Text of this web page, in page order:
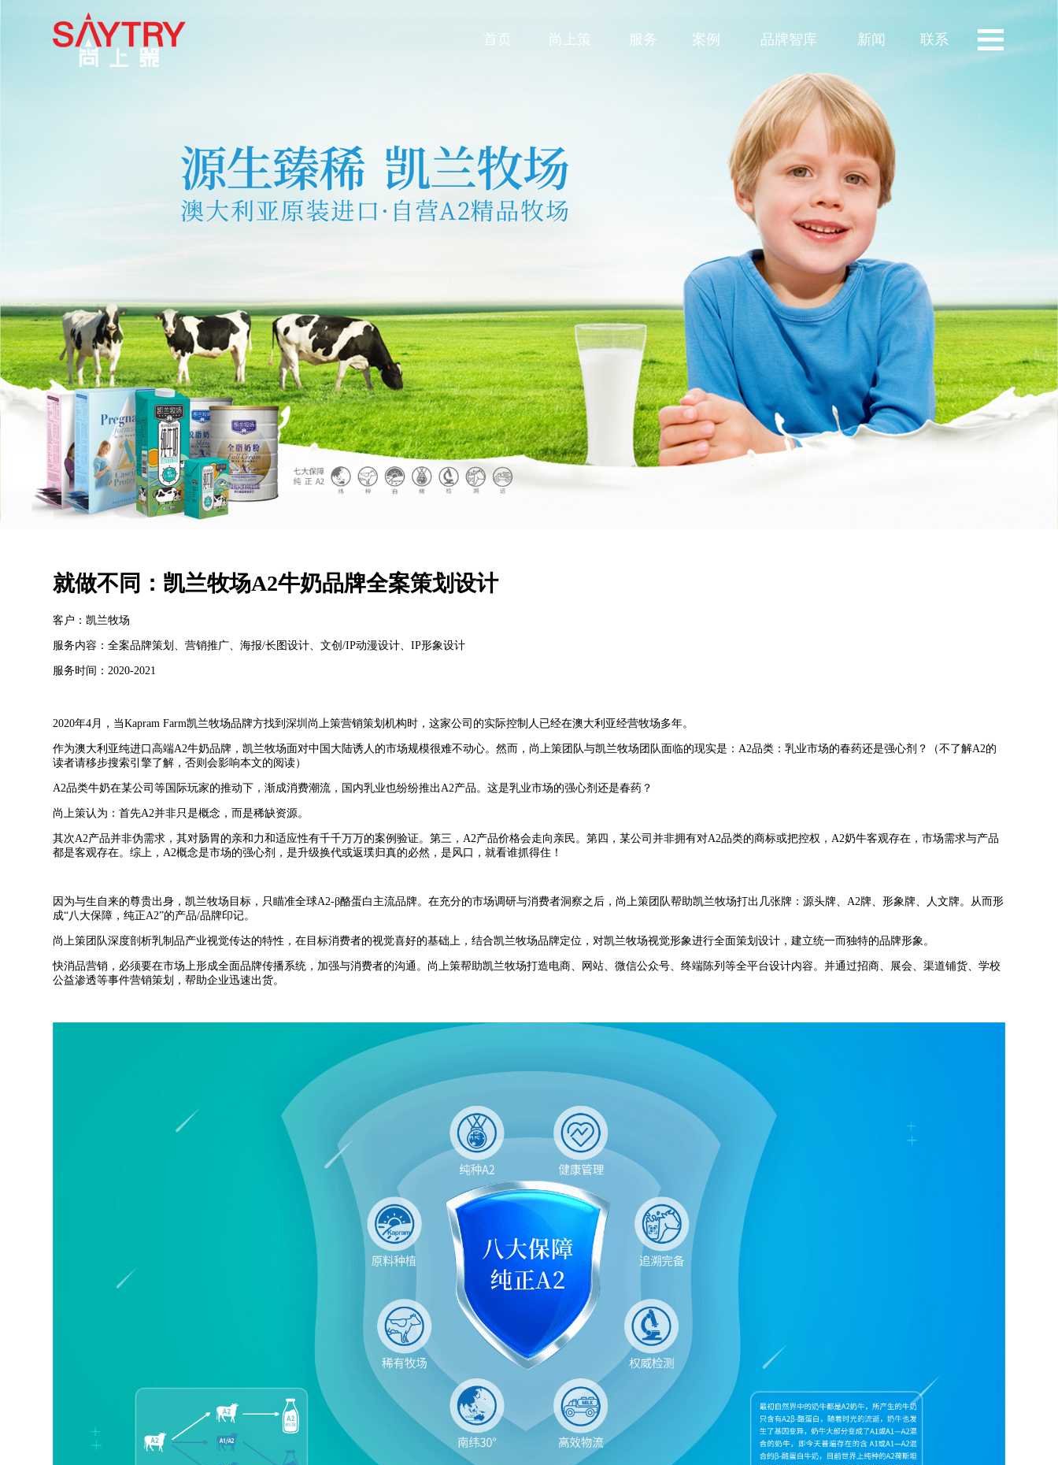
首页 尚上策 服务 案例 品牌智库 新闻 联系
就做不同：凯兰牧场A2牛奶品牌全案策划设计
客户：凯兰牧场
服务内容：全案品牌策划、营销推广、海报/长图设计、文创/IP动漫设计、IP形象设计
服务时间：2020-2021
2020年4 月，当Kapram Farm凯兰牧场品牌方找到深圳尚上策营销策划机构时，这家公司的实际控制人已经在澳大利亚经营牧场多年。
作为澳大利亚纯进口高端A2牛奶品牌，凯兰牧场面对中国大陆诱人的市场规模很难不动心。然而，尚上策团队与凯兰牧场团队面临的现实是： A2品类：乳业市场的春药还是强心剂？（不了解A2的
读者请移步搜索引擎了解，否则会影响本文的阅读）
A2品类牛奶在某公司等国际玩家的推动下，渐成消费潮流，国内乳业也纷纷推出 A2产品。这是乳业市场的强心剂还是春药？
尚上策认为：首先A2并非只是概念，而是稀缺资源。
其次A2产品并非伪需求，其对肠胃的亲和力和适应性有千千万万的案例验证。第三， A2产品价格会走向亲民。第四，某公司并非拥有对A2品类的商标或把控权， A2奶牛客观存在，市场需求与产品
都是客观存在。综上， A2概念是市场的强心剂，是升级换代或返璞归真的必然，是风口，就看谁抓得住！
因为与生自来的尊贵出身，凯兰牧场目标，只瞄准全球A2-β酪蛋白主流品牌。在充分的市场调研与消费者洞察之后，尚上策团队帮助凯兰牧场打出几张牌：源头牌、 A2牌、形象牌、人文牌。从而形
成“八大保障，纯正A2”的产品/品牌印记。
尚上策团队深度剖析乳制品产业视觉传达的特性，在目标消费者的视觉喜好的基础上，结合凯兰牧场品牌定位，对凯兰牧场视觉形象进行全面策划设计，建立统一而独特的品牌形象。
快消品营销，必须要在市场上形成全面品牌传播系统，加强与消费者的沟通。尚上策帮助凯兰牧场打造电商、网站、微信公众号、终端陈列等全平台设计内容。并通过招商、展会、渠道铺货、学校
公益渗透等事件营销策划，帮助企业迅速出货。